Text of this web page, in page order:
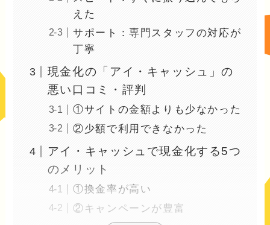
えた
サポート：専門スタッフの対応が
丁寧
現金化の「アイ・キャッシュ」の
悪い口コミ・評判
①サイトの金額よりも少なかった
②少額で利用できなかった
アイ・キャッシュで現金化する5つ
のメリット
①換金率が高い
②キャンペーンが豊富